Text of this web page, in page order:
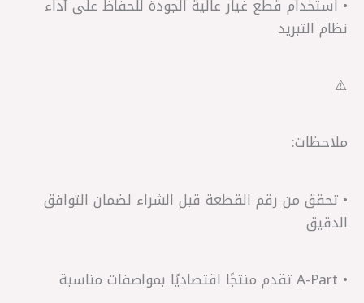
• استخدام قطع غيار عالية الجودة للحفاظ على أداء
نظام التبريد
⚠️
ملاحظات:
• تحقق من رقم القطعة قبل الشراء لضمان التوافق
الدقيق
• A-Part تقدم منتجًا اقتصاديًا بمواصفات مناسبة